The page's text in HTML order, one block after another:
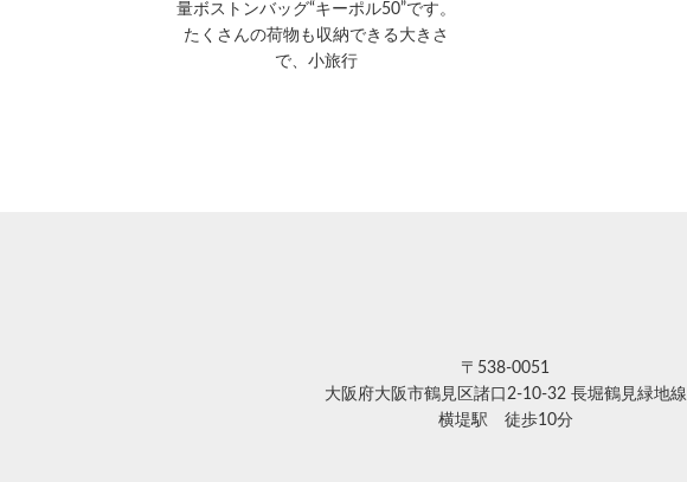
量ボストンバッグ“キーポル50”です。
たくさんの荷物も収納できる大きさ
で、小旅行
〒538-0051
大阪府大阪市鶴見区諸口2-10-32 長堀鶴見緑地線
横堤駅 徒歩10分